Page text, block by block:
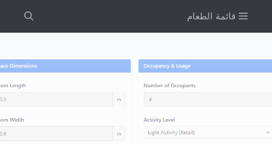
المحتوى
قائمة الطعام